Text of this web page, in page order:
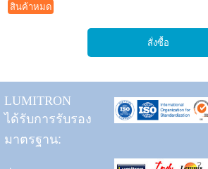
สินค้าหมด
LUMITRON
ได้รับการรับรอง
มาตรฐาน: